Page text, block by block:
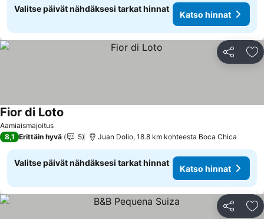
Valitse päivät nähdäksesi tarkat hinnat
Katso hinnat
Jaa
Aamiaismajoitus
Fior di Loto
8,1 Erittäin hyvä 5 Juan Dolio, 18.8 km kohteesta Boca Chica
Valitse päivät nähdäksesi tarkat hinnat
Katso hinnat
Jaa